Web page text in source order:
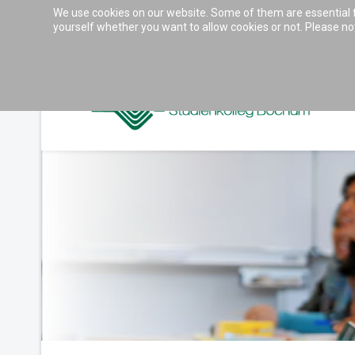
Accessibility & Tools
We use cookies on our website. Some of them are
yourself whether you want to allow cookies or not. Please